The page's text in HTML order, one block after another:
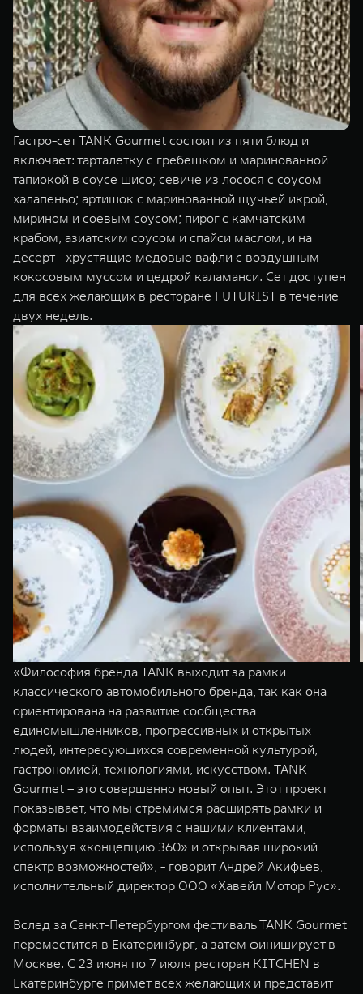
Гастро-сет TANK Gourmet состоит из пяти блюд и
включает: тарталетку с гребешком и маринованной
тапиокой в соусе шисо; севиче из лосося с соусом
халапеньо; артишок с маринованной щучьей икрой,
мирином и соевым соусом; пирог с камчатским
крабом, азиатским соусом и спайси маслом, и на
десерт - хрустящие медовые вафли с воздушным
кокосовым муссом и цедрой каламанси. Сет доступен
для всех желающих в ресторане FUTURIST в течение
двух недель.
«Философия бренда TANK выходит за рамки
классического автомобильного бренда, так как она
ориентирована на развитие сообщества
единомышленников, прогрессивных и открытых
людей, интересующихся современной культурой,
гастрономией, технологиями, искусством. TANK
Gourmet – это совершенно новый опыт. Этот проект
показывает, что мы стремимся расширять рамки и
форматы взаимодействия с нашими клиентами,
используя «концепцию 360» и открывая широкий
спектр возможностей», - говорит Андрей Акифьев,
исполнительный директор ООО «Хавейл Мотор Рус».
Вслед за Санкт-Петербургом фестиваль TANK Gourmet
переместится в Екатеринбург, а затем финиширует в
Москве. С 23 июня по 7 июля ресторан KITCHEN в
Екатеринбурге примет всех желающих и представит